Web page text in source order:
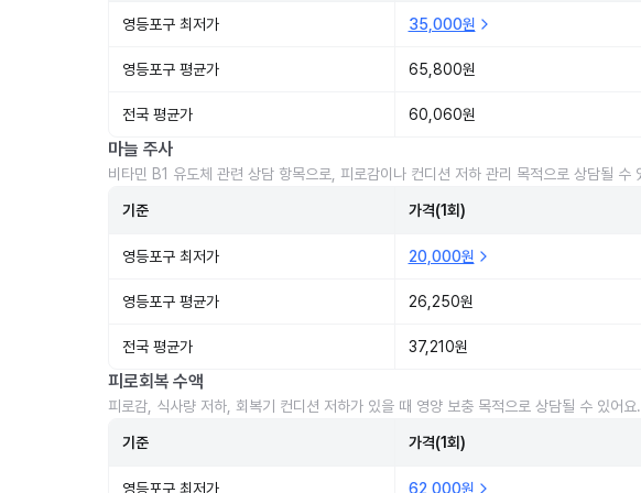
영등포구 최저가 35,000원
영등포구 평균가 65,800원
전국 평균가 60,060원
마늘 주사
비타민 B1 유도체 관련 상담 항목으로, 피로감이나 컨디션 저하 관리 목적으로 상담될 수
기준 가격(1회)
영등포구 최저가 20,000원
영등포구 평균가 26,250원
전국 평균가 37,210원
피로회복 수액
피로감, 식사량 저하, 회복기 컨디션 저하가 있을 때 영양 보충 목적으로 상담될 수 있어요.
기준 가격(1회)
영등포구 최저가 62,000원